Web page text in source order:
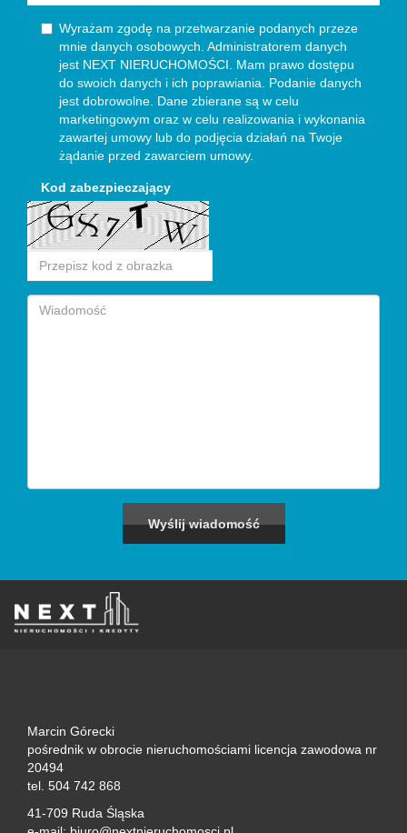
Wyrażam zgodę na przetwarzanie podanych przeze
mnie danych osobowych. Administratorem danych
jest NEXT NIERUCHOMOŚCI. Mam prawo dostępu
do swoich danych i ich poprawiania. Podanie danych
jest dobrowolne. Dane zbierane są w celu
marketingowym oraz w celu realizowania i wykonania
zawartej umowy lub do podjęcia działań na Twoje
żądanie przed zawarciem umowy.
Kod zabezpieczający
Marcin Górecki
pośrednik w obrocie nieruchomościami licencja zawodowa nr
20494
tel. 504 742 868
41-709 Ruda Śląska